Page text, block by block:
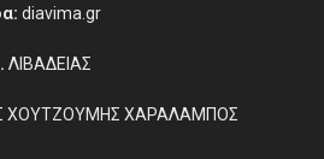
diavima.gr
ΛΙΒΑΔΕΙΑΣ
ΧΟΥΤΖΟΥΜΗΣ ΧΑΡΑΛΑΜΠΟΣ